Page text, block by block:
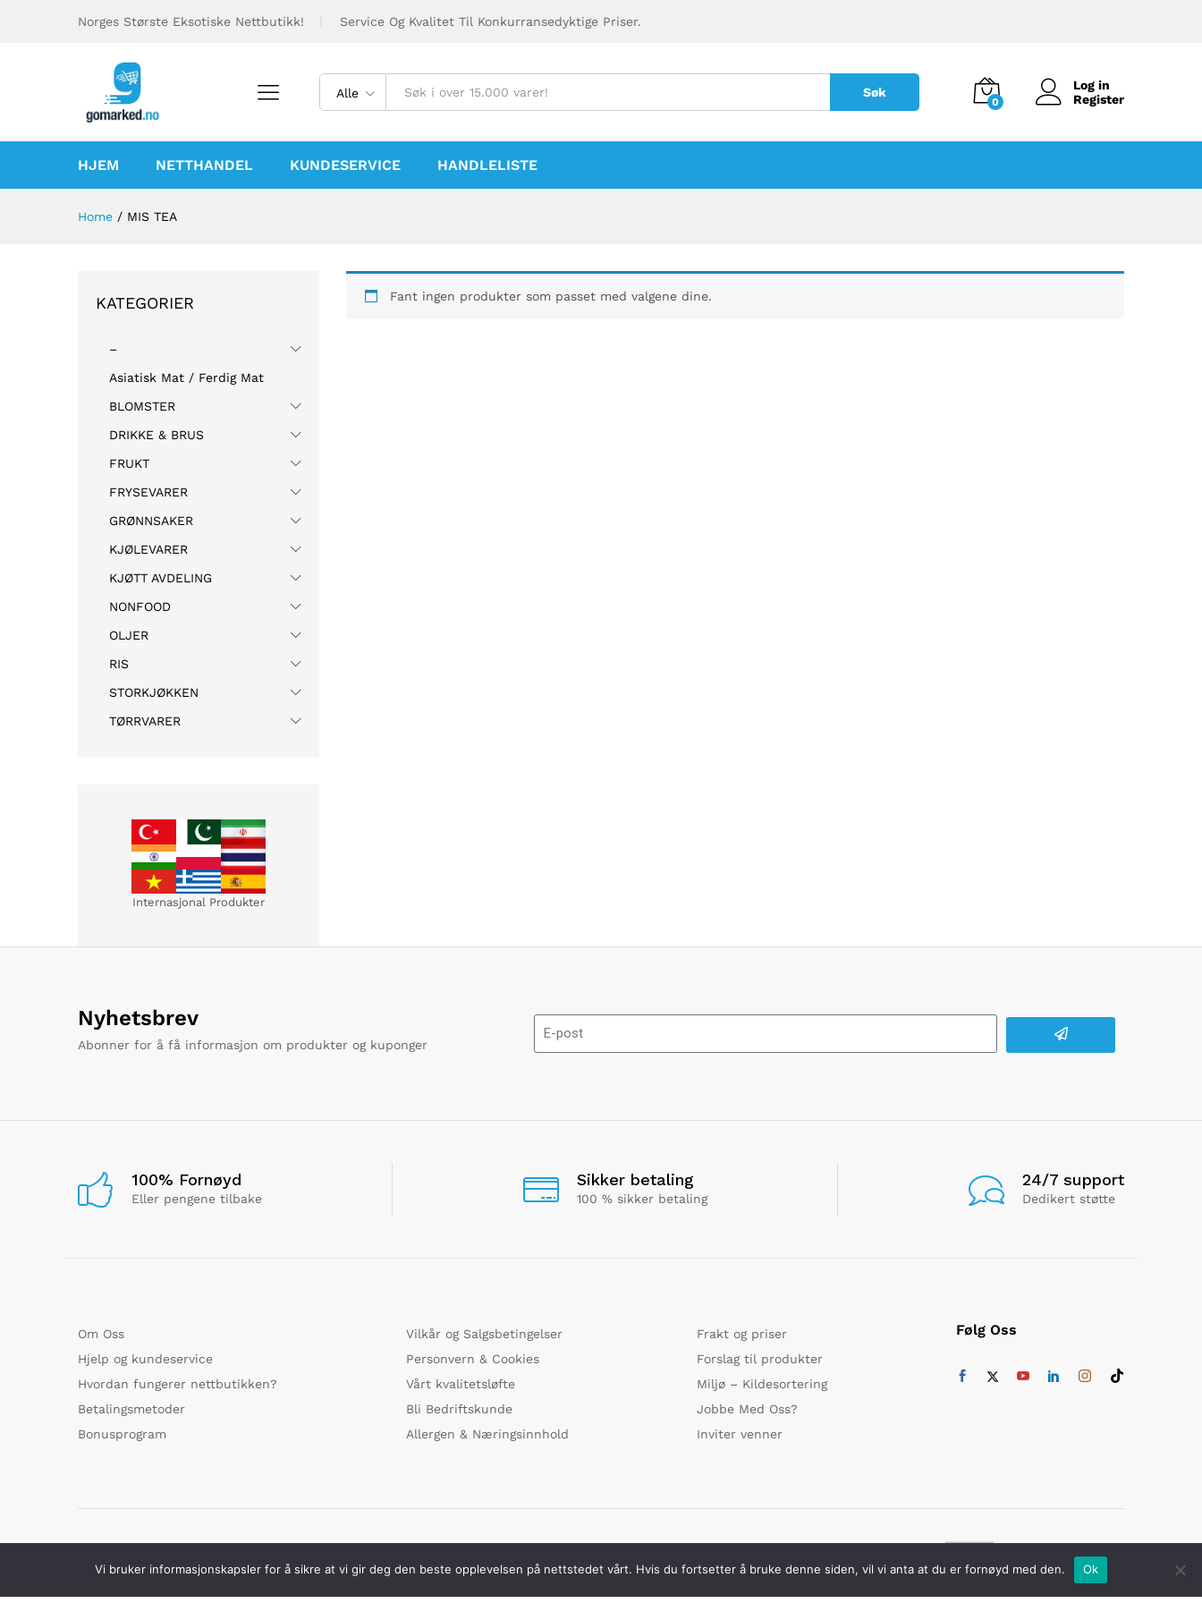
Norges Største Eksotiske Nettbutikk! Service Og Kvalitet Til Konkurransedyktige Priser.
Alle Søk
0
Log in
Register
HJEM NETTHANDEL KUNDESERVICE HANDLELISTE
Home / MIS TEA
Fant ingen produkter som passet med valgene dine.
KATEGORIER
–
Asiatisk Mat / Ferdig Mat
BLOMSTER
DRIKKE & BRUS
FRUKT
FRYSEVARER
GRØNNSAKER
KJØLEVARER
KJØTT AVDELING
NONFOOD
OLJER
RIS
STORKJØKKEN
TØRRVARER
Internasjonal Produkter
Du nylig har sett
Nyhetsbrev
Abonner for å få informasjon om produkter og kuponger
100% Fornøyd
Eller pengene tilbake
Sikker betaling
100 % sikker betaling
24/7 support
Dedikert støtte
Om Oss
Hjelp og kundeservice
Hvordan fungerer nettbutikken?
Betalingsmetoder
Bonusprogram
Vilkår og Salgsbetingelser
Personvern & Cookies
Vårt kvalitetsløfte
Bli Bedriftskunde
Allergen & Næringsinnhold
Frakt og priser
Forslag til produkter
Miljø – Kildesortering
Jobbe Med Oss?
Inviter venner
Følg Oss
© GoMarked.no alle rettigheter forbeholdt Vi bruker sikker betaling med
Vi bruker informasjonskapsler for å sikre at vi gir deg den beste opplevelsen på nettstedet vårt. Hvis du fortsetter å bruke denne siden, vil vi anta at du er fornøyd med den. Ok